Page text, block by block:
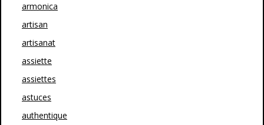
armonica
artisan
artisanat
assiette
assiettes
astuces
authentique